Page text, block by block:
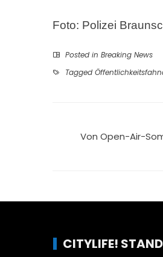
Foto: Polizei
Posted in Breaking News
Tagged
Von Open-Air-
CITYLIFE!